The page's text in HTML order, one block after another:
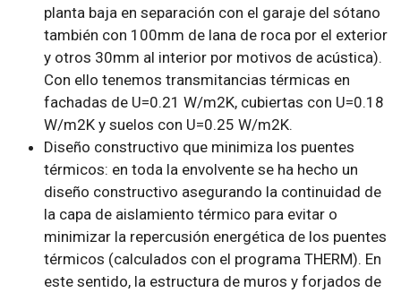
planta baja en separación con el garaje del sótano
también con 100mm de lana de roca por el exterior
y otros 30mm al interior por motivos de acústica).
Con ello tenemos transmitancias térmicas en
fachadas de U=0.21 W/m2K, cubiertas con U=0.18
W/m2K y suelos con U=0.25 W/m2K.
Diseño constructivo que minimiza los puentes
térmicos: en toda la envolvente se ha hecho un
diseño constructivo asegurando la continuidad de
la capa de aislamiento térmico para evitar o
minimizar la repercusión energética de los puentes
térmicos (calculados con el programa THERM). En
este sentido, la estructura de muros y forjados de